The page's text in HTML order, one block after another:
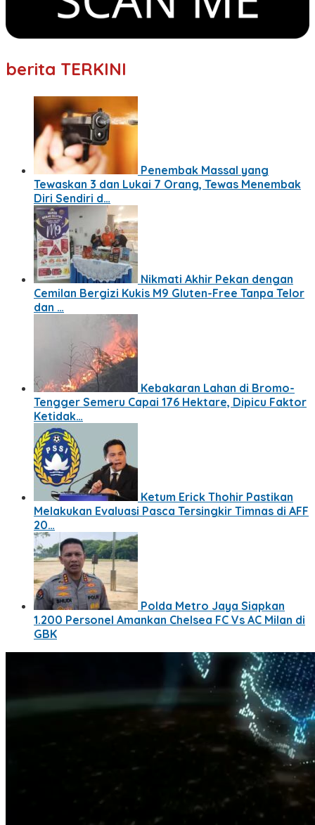
berita TERKINI
Penembak Massal yang
Tewaskan 3 dan Lukai 7 Orang, Tewas Menembak
Diri Sendiri d…
Nikmati Akhir Pekan dengan
Cemilan Bergizi Kukis M9 Gluten-Free Tanpa Telor
dan …
Kebakaran Lahan di Bromo-
Tengger Semeru Capai 176 Hektare, Dipicu Faktor
Ketidak…
Ketum Erick Thohir Pastikan
Melakukan Evaluasi Pasca Tersingkir Timnas di AFF
20…
Polda Metro Jaya Siapkan
1.200 Personel Amankan Chelsea FC Vs AC Milan di
GBK